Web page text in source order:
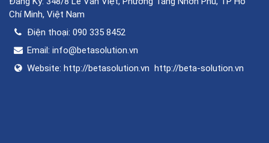
Chí Minh, Việt Nam
Điện thoại: 090 335 8452
Email: info@betasolution.vn
Website: http://betasolution.vn http://beta-solution.vn